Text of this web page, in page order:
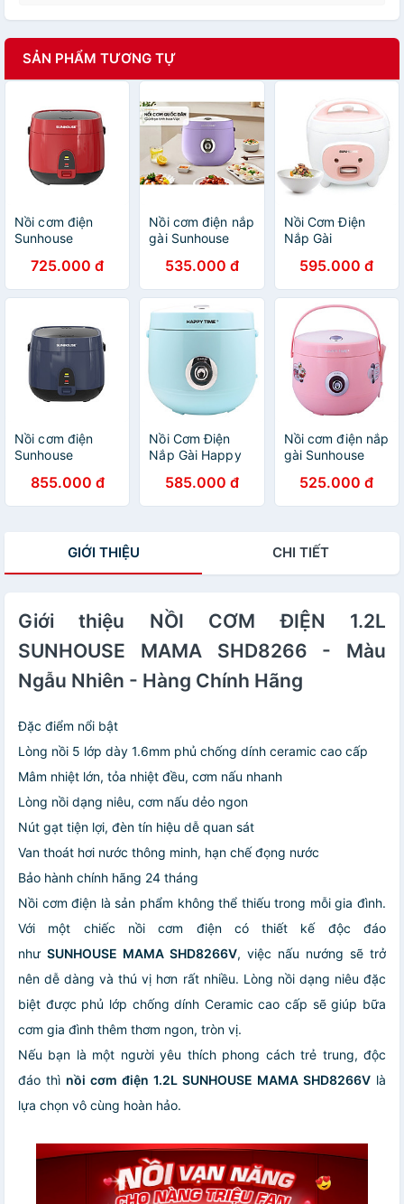
SẢN PHẨM TƯƠNG TỰ
Nồi cơm điện
Sunhouse
Lít- Hàng chính
hãng
725.000 đ
Nồi cơm điện nắp
gài Sunhouse
HTD8521P (1.8
Lít) - Hàng nhập
khẩu
535.000 đ
Nồi Cơm Điện
Nắp Gài
SHD8217W (1.2L)
- Hàng chính
hãng
595.000 đ
Nồi cơm điện
Sunhouse
- Hàng chính
hãng
855.000 đ
Nồi Cơm Điện
Nắp Gài Happy
HTD8522G (1.2
lít) - Xanh - Hàng
585.000 đ
Nồi cơm điện nắp
gài Sunhouse
HTD8521P (1.8
Lít) - Hồng -
525.000 đ
GIỚI THIỆU CHI TIẾT
Giới thiệu NỒI CƠM ĐIỆN 1.2L
SUNHOUSE MAMA SHD8266 - Màu
Ngẫu Nhiên - Hàng Chính Hãng
Đặc điểm nổi bật
Lòng nồi 5 lớp dày 1.6mm phủ chống dính ceramic cao cấp
Mâm nhiệt lớn, tỏa nhiệt đều, cơm nấu nhanh
Lòng nồi dạng niêu, cơm nấu dẻo ngon
Nút gạt tiện lợi, đèn tín hiệu dễ quan sát
Van thoát hơi nước thông minh, hạn chế đọng nước
Bảo hành chính hãng 24 tháng
Nồi cơm điện là sản phẩm không thể thiếu trong mỗi gia đình.
Với một chiếc nồi cơm điện có thiết kế độc đáo
như SUNHOUSE MAMA SHD8266V, việc nấu nướng sẽ trở
nên dễ dàng và thú vị hơn rất nhiều. Lòng nồi dạng niêu đặc
biệt được phủ lớp chống dính Ceramic cao cấp sẽ giúp bữa
cơm gia đình thêm thơm ngon, tròn vị.
Nếu bạn là một người yêu thích phong cách trẻ trung, độc
đáo thì nồi cơm điện 1.2L SUNHOUSE MAMA SHD8266V là
lựa chọn vô cùng hoàn hảo.